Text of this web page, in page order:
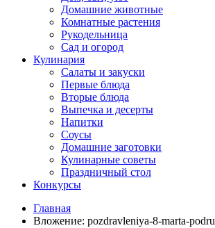
Домашние животные
Комнатные растения
Рукодельница
Сад и огород
Кулинария
Салаты и закуски
Первые блюда
Вторые блюда
Выпечка и десерты
Напитки
Соусы
Домашние заготовки
Кулинарные советы
Праздничный стол
Конкурсы
Главная
Вложение: pozdravleniya-8-marta-